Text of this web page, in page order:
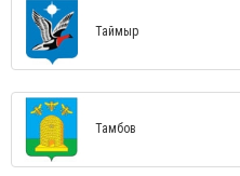
Таймыр
Тамбов